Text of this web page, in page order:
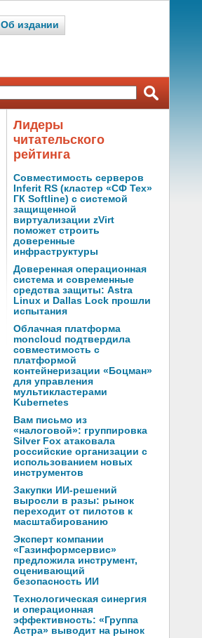
Об издании
Лидеры
читательского
рейтинга
Совместимость серверов
Inferit RS (кластер «СФ Тех»
ГК Softline) с системой
защищенной
виртуализации zVirt
поможет строить
доверенные
инфраструктуры
Доверенная операционная
система и современные
средства защиты: Astra
Linux и Dallas Lock прошли
испытания
Облачная платформа
moncloud подтвердила
совместимость с
платформой
контейнеризации «Боцман»
для управления
мультикластерами
Kubernetes
Вам письмо из
«налоговой»: группировка
Silver Fox атаковала
российские организации с
использованием новых
инструментов
Закупки ИИ-решений
выросли в разы: рынок
переходит от пилотов к
масштабированию
Эксперт компании
«Газинформсервис»
предложила инструмент,
оценивающий
безопасность ИИ
Технологическая синергия
и операционная
эффективность: «Группа
Астра» выводит на рынок